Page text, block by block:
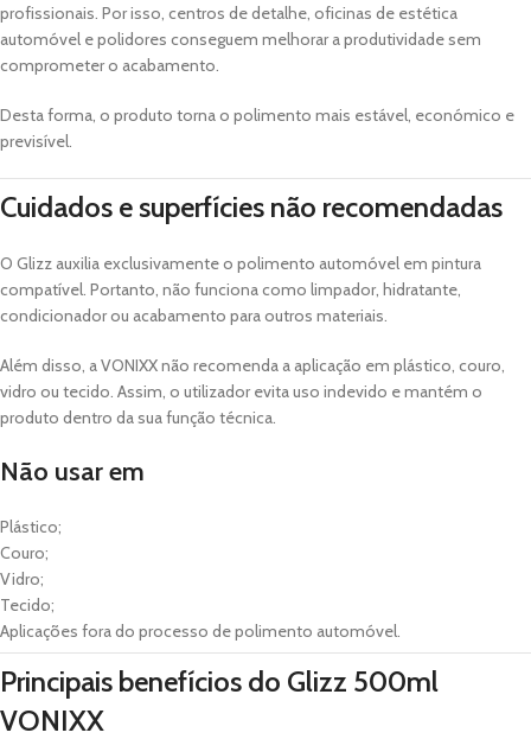
profissionais. Por isso, centros de detalhe, oficinas de estética
automóvel e polidores conseguem melhorar a produtividade sem
comprometer o acabamento.
Desta forma, o produto torna o polimento mais estável, económico e
previsível.
Cuidados e superfícies não recomendadas
O Glizz auxilia exclusivamente o polimento automóvel em pintura
compatível. Portanto, não funciona como limpador, hidratante,
condicionador ou acabamento para outros materiais.
Além disso, a VONIXX não recomenda a aplicação em plástico, couro,
vidro ou tecido. Assim, o utilizador evita uso indevido e mantém o
produto dentro da sua função técnica.
Não usar em
Plástico;
Couro;
Vidro;
Tecido;
Aplicações fora do processo de polimento automóvel.
Principais benefícios do Glizz 500ml
VONIXX